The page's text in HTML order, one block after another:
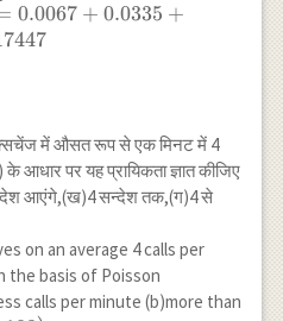
125}{6}=0.13958
625}
0.0067 + 0.0335 +
में औसत रूप से एक मिनट में 4
पर यह प्रायिकता ज्ञात कीजिए
आएंगे,(ख)4 सन्देश तक,(ग)4 से
on an average 4 calls per
the basis of Poisson
calls per minute (b)more than